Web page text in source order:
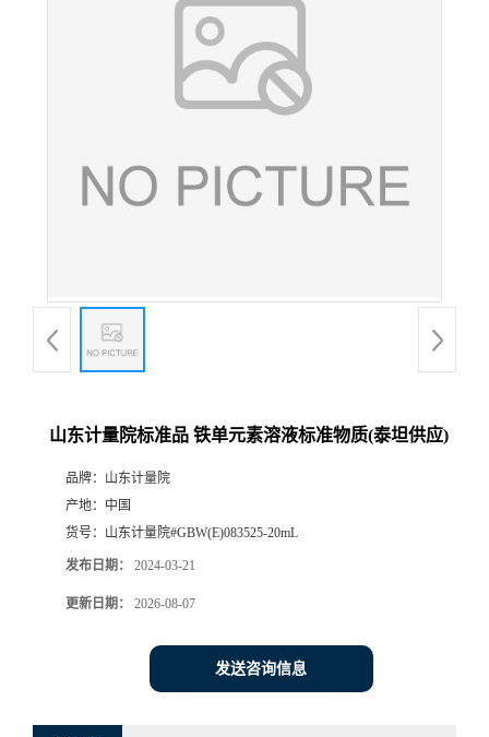
山东计量院标准品 铁单元素溶液标准物质(泰坦供应)
品牌： 山东计量院
产地： 中国
货号： 山东计量院#GBW(E)083525-20mL
发布日期： 2024-03-21
更新日期： 2026-08-07
发送咨询信息